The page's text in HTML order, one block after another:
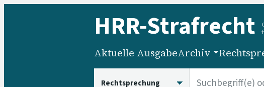
HRR-Strafrecht
Aktuelle AusgabeArchiv